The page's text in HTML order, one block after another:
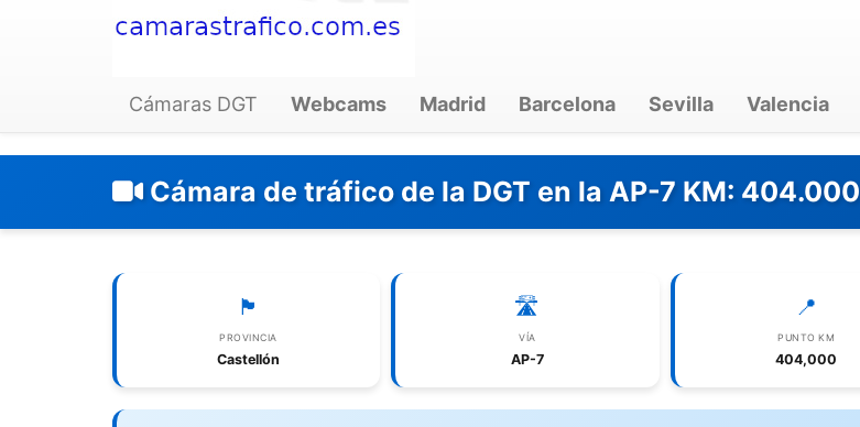
Cámaras DGT Webcams Madrid Barcelona Sevilla Valencia
Cámara de tráfico de la DGT en la AP-7 KM: 404.000
🏴
PROVINCIA
Castellón
🛣️
VÍA
AP-7
📍
PUNTO KM
404,000